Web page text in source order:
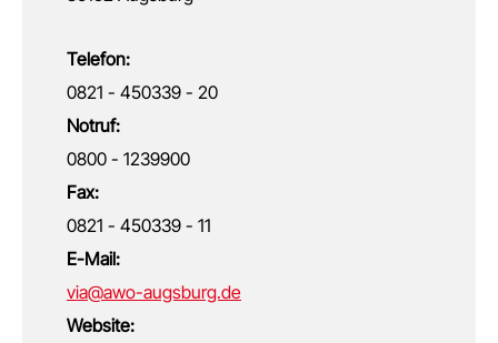
Telefon:
0821 - 450339 - 20
Notruf:
0800 - 1239900
Fax:
0821 - 450339 - 11
E-Mail:
via@awo-augsburg.de
Website: